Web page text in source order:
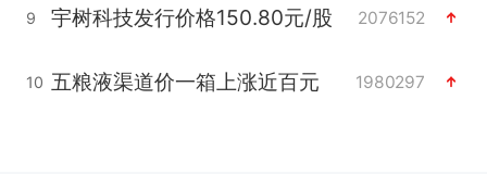
9 宇树科技发行价格150.80元/股 2076152
10 五粮液渠道价一箱上涨近百元 1980297